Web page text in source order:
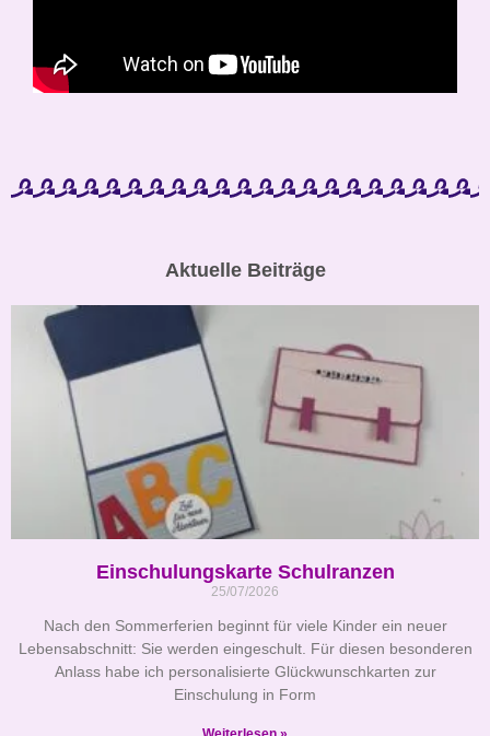
Aktuelle Beiträge
Einschulungskarte Schulranzen
25/07/2026
Nach den Sommerferien beginnt für viele Kinder ein neuer
Lebensabschnitt: Sie werden eingeschult. Für diesen besonderen
Anlass habe ich personalisierte Glückwunschkarten zur
Einschulung in Form